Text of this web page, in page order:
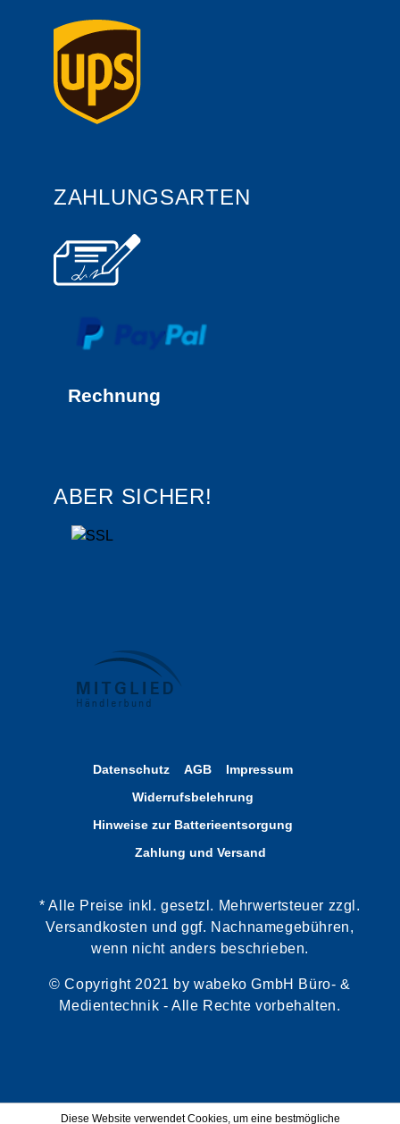
ZAHLUNGSARTEN
Rechnung
ABER SICHER!
Datenschutz AGB
Impressum
Widerrufsbelehrung
Hinweise zur Batterieentsorgung
Zahlung und Versand
* Alle Preise inkl. gesetzl. Mehrwertsteuer zzgl.
Versandkosten und ggf. Nachnamegebühren,
wenn nicht anders beschrieben.
© Copyright 2021 by wabeko GmbH Büro- &
Medientechnik - Alle Rechte vorbehalten.
Diese Website verwendet Cookies, um eine bestmögliche